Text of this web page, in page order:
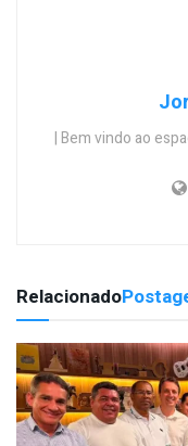
| Bem vindo ao
Relacionado